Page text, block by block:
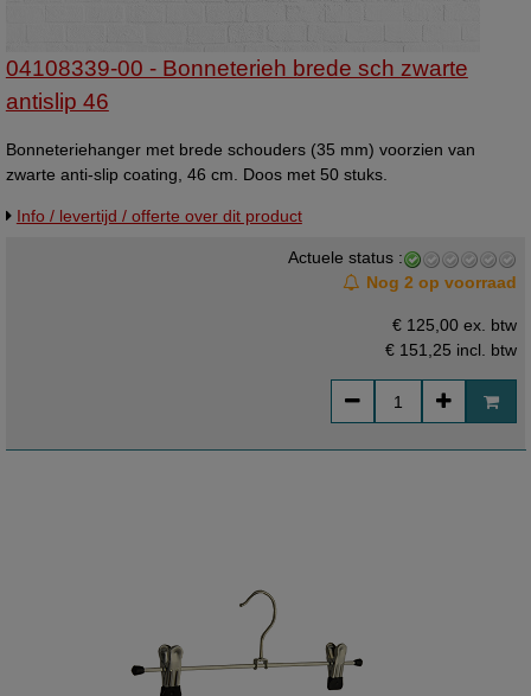
04108339-00 - Bonneterieh brede sch zwarte
antislip 46
Bonneteriehanger met brede schouders (35 mm) voorzien van
zwarte anti-slip coating, 46 cm. Doos met 50 stuks.
Info / levertijd / offerte over dit product
Actuele status :
Nog 2 op voorraad
€ 125,00 ex. btw
€ 151,25 incl. btw